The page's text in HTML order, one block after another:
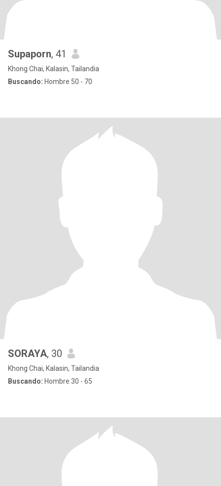
Supaporn, 41
Khong Chai, Kalasin, Tailandia
Buscando: Hombre 50 - 70
SORAYA, 30
Khong Chai, Kalasin, Tailandia
Buscando: Hombre 30 - 65